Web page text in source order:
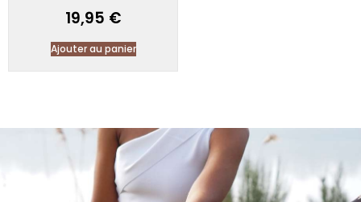
19,95 €
Ajouter au panier